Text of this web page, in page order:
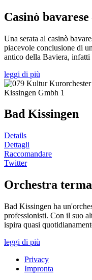
Casinò
Una serata al casinò
piacevole conclusione di
antico della Baviera,
leggi di più
Bad Kissingen
Details
Dettagli
Raccomandare
Twitter
Orchestra
Bad Kissingen ha
professionisti. Con il suo
ispira quasi
leggi di più
Privacy
Impronta